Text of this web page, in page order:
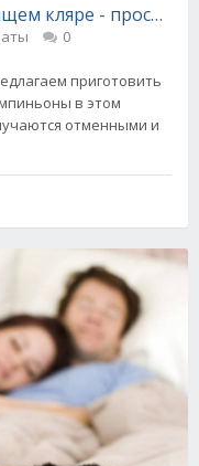
кляре - просто и
0
приготовить
в этом
отменными и